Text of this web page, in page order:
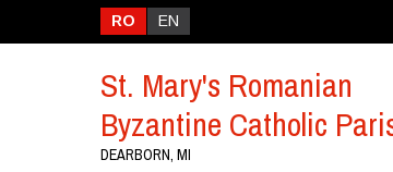
RO EN
St. Mary's Romanian
Byzantine Catholic
DEARBORN, MI